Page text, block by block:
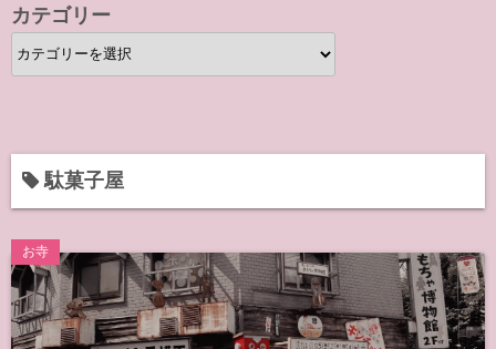
カテゴリー
カ
テ
ー
駄菓子屋
お寺